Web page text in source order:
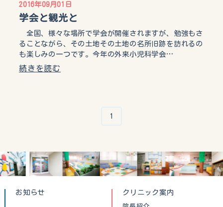
2016年09月01日
学会と観光と
全国、様々な場所で学会が開催されますが、勉強もさ
ることながら、その土地その土地の名所旧跡を訪れるの
も楽しみの一つです。今年の外来小児科学会…
続きを読む
1
お知らせ クリニック案内